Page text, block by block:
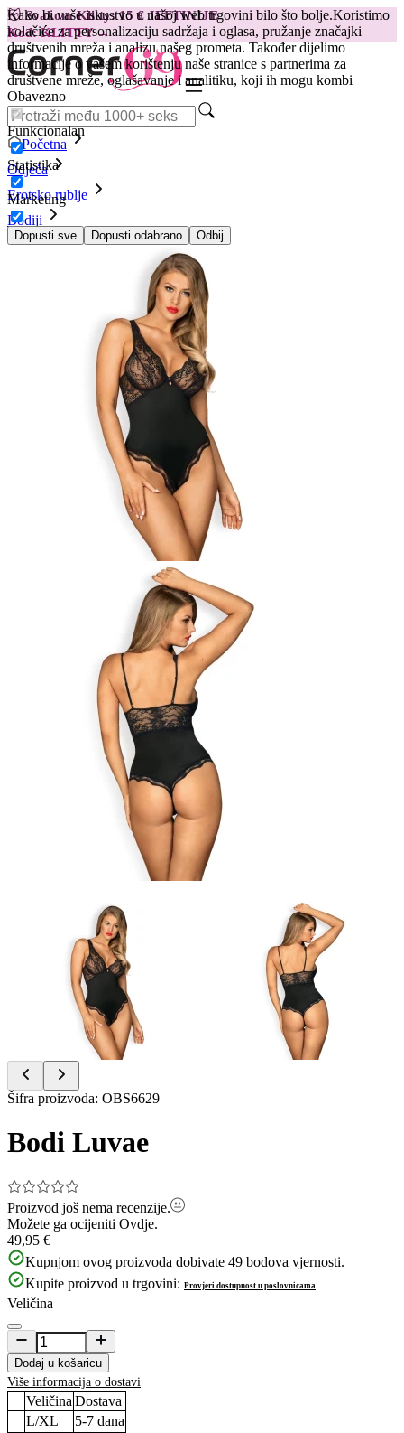
Kako bi vaše iskustvo u našoj web trgovini bilo što bolje.Koristimo
kolačiće za personalizaciju sadržaja i oglasa, pružanje značajki
društvenih mreža i analizu našeg prometa. Također dijelimo
informacije o vašem korištenju naše stranice s partnerima za
društvene mreže, oglašavanje i analitiku, koji ih mogu kombi
Obavezno
Funkcionalan
Statistika
Marketing
Dopusti sve Dopusti odabrano Odbij
😽Svakom Klitty: 15 € JEFTINIJE
Kod: KLITTY →
Početna
Odjeća
Erotsko rublje
Bodiji
Bodi Luvae
Item
of
Šifra proizvoda: OBS6629
Bodi Luvae
Proizvod još nema recenzije.
Možete ga ocijeniti Ovdje.
49,95 €
Kupnjom ovog proizvoda dobivate 49 bodova vjernosti.
Kupite proizvod u trgovini: Provjeri dostupnost u poslovnicama
Veličina
Dodaj u košaricu
Više informacija o dostavi
Veličina Dostava
L/XL
5-7 dana